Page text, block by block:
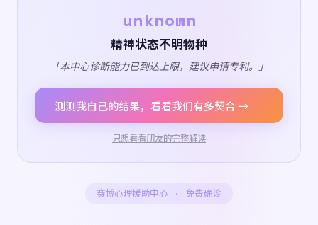
unknown
精神状态不明物种
「本中心诊断能力已到达上限，建议申请专利。」
测测我自己的结果，看看我们有多契合 →
只想看看朋友的完整解读
赛博心理援助中心 · 免费确诊